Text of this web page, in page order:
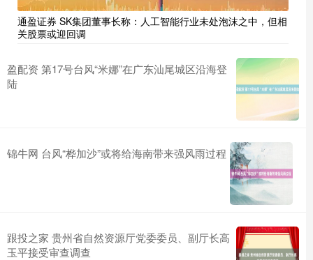
通盈证券 SK集团董事长称：人工智能行业未处泡沫之中，但相
关股票或迎回调
盈配资 第17号台风“米娜”在广东汕尾城区沿海登
陆
锦牛网 台风“桦加沙”或将给海南带来强风雨过程
跟投之家 贵州省自然资源厅党委委员、副厅长高
玉平接受审查调查